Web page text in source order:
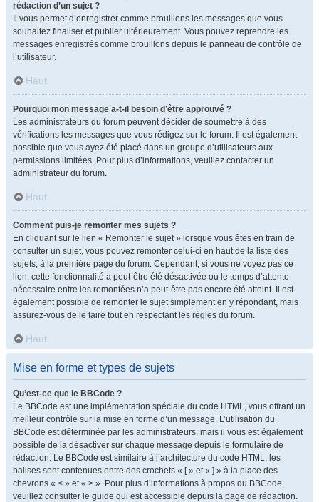
rédaction d’un sujet ?
Il vous permet d’enregistrer comme brouillons les messages que vous
souhaitez finaliser et publier ultérieurement. Vous pouvez reprendre les
messages enregistrés comme brouillons depuis le panneau de contrôle de
l’utilisateur.
Haut
Pourquoi mon message a-t-il besoin d’être approuvé ?
Les administrateurs du forum peuvent décider de soumettre à des
vérifications les messages que vous rédigez sur le forum. Il est également
possible que vous ayez été placé dans un groupe d’utilisateurs aux
permissions limitées. Pour plus d’informations, veuillez contacter un
administrateur du forum.
Haut
Comment puis-je remonter mes sujets ?
En cliquant sur le lien « Remonter le sujet » lorsque vous êtes en train de
consulter un sujet, vous pouvez remonter celui-ci en haut de la liste des
sujets, à la première page du forum. Cependant, si vous ne voyez pas ce
lien, cette fonctionnalité a peut-être été désactivée ou le temps d’attente
nécessaire entre les remontées n’a peut-être pas encore été atteint. Il est
également possible de remonter le sujet simplement en y répondant, mais
assurez-vous de le faire tout en respectant les règles du forum.
Haut
Mise en forme et types de sujets
Qu’est-ce que le BBCode ?
Le BBCode est une implémentation spéciale du code HTML, vous offrant un
meilleur contrôle sur la mise en forme d’un message. L’utilisation du
BBCode est déterminée par les administrateurs, mais il vous est également
possible de la désactiver sur chaque message depuis le formulaire de
rédaction. Le BBCode est similaire à l’architecture du code HTML, les
balises sont contenues entre des crochets « [ » et « ] » à la place des
chevrons « < » et « > ». Pour plus d’informations à propos du BBCode,
veuillez consulter le guide qui est accessible depuis la page de rédaction.